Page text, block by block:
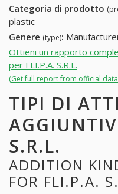
Categoria di prodotto
plastic
Genere (type):
Ottieni un rapporto
per FLI.P.A. S.R.L.
(Get full report from official
TIPI DI
S.R.L.
ADDITION
FOR FLI.P.A.